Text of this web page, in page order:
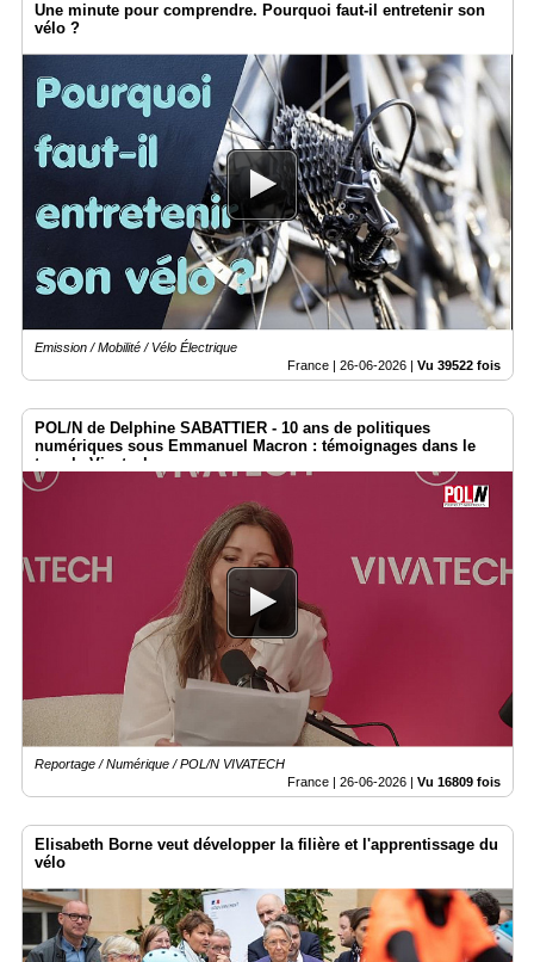
Une minute pour comprendre. Pourquoi faut-il entretenir son
vélo ?
Emission / Mobilité / Vélo Électrique
France | 26-06-2026 | Vu 39522 fois
POL/N de Delphine SABATTIER - 10 ans de politiques
numériques sous Emmanuel Macron : témoignages dans le
temple Vivatech
Reportage / Numérique / POL/N VIVATECH
France | 26-06-2026 | Vu 16809 fois
Elisabeth Borne veut développer la filière et l'apprentissage du
vélo